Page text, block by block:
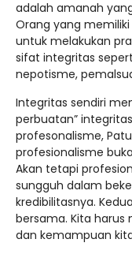
adalah amanah
Orang yang
untuk melakukan
sifat integritas
nepotisme,
Integritas sendiri
perbuatan”
profesonalisme,
profesionalisme
Akan tetapi
sungguh dalam
kredibilitasnya.
bersama. Kita
dan kemampuan